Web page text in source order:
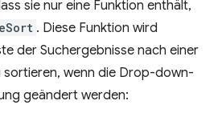
sie nur eine Funktion enthält,
. Diese Funktion wird
der Suchergebnisse nach einer
sortieren, wenn die Drop-down-
geändert werden: